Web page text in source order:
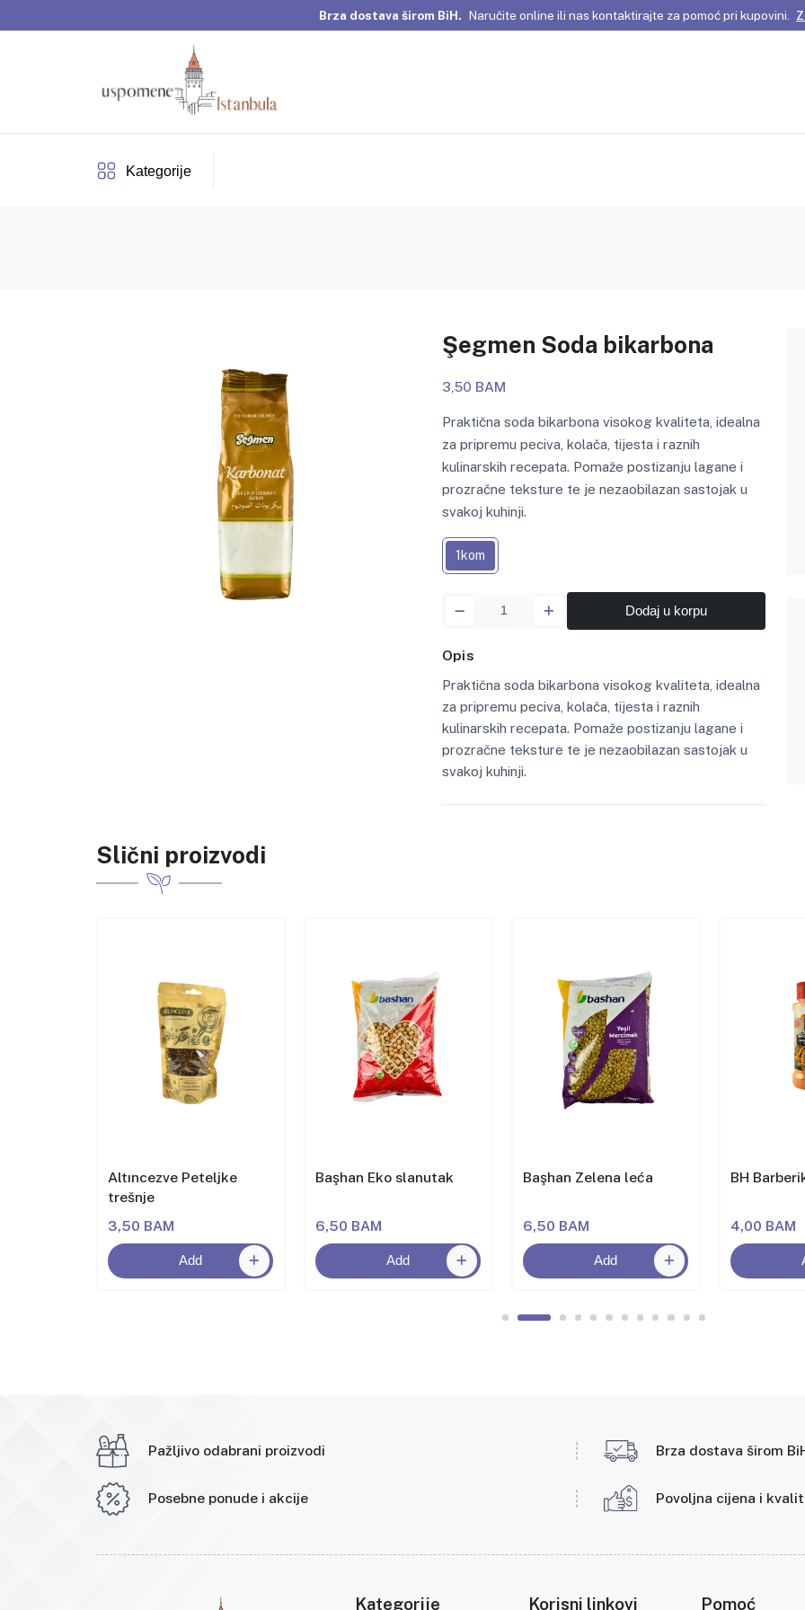
Brza dostava širom BiH. Naručite online ili nas kontaktirajte za pomoć pri kupovini.
Dobrodošli u Uspomene Istanbula! Pažljivo odabrani proizvodi i posebne ponude za
Kategorije
Şegmen Soda bikarbona
3,50 BAM
Praktična soda bikarbona visokog kvaliteta, idealna
za pripremu peciva, kolača, tijesta i raznih
kulinarskih recepata. Pomaže postizanju lagane i
prozračne teksture te je nezaobilazan sastojak u
svakoj kuhinji.
1kom
Dodaj u korpu
Opis
Praktična soda bikarbona visokog kvaliteta, idealna
za pripremu peciva, kolača, tijesta i raznih
kulinarskih recepata. Pomaže postizanju lagane i
prozračne teksture te je nezaobilazan sastojak u
svakoj kuhinji.
Slični proizvodi
Altıncezve Peteljke
trešnje
3,50 BAM
Add
Başhan Eko slanutak
6,50 BAM
Add
Başhan Zelena leća
6,50 BAM
Add
BH
4,00 BAM
Pažljivo odabrani proizvodi Brza dostava širom
Posebne ponude i akcije Povoljna cijena i
Kategorije Korisni linkovi Pomoć